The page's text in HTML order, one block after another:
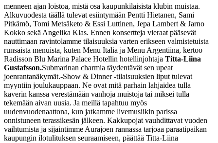
menneen ajan loistoa, mistä osa kaupunkilaisista klubin muistaa.
Alkuvuodesta täällä tulevat esiintymään Pentti Hietanen, Sami
Pitkämö, Tomi Metsäketo & Essi Luttinen, Jepa Lambert & Jarno
Kokko sekä Angelika Klas. Ennen konsertteja vieraat pääsevät
nauttimaan ravintolamme tilaisuuksia varten erikseen valmistetuista
runsaista menuista, kuten Menu Italia ja Menu Argentiina, kertoo
Radisson Blu Marina Palace Hotellin hotellinjohtaja Titta-Liina
Gustafsson.Submarinan charmia täydentävät sen upeat
joenrantanäkymät.-Show & Dinner -tilaisuuksien liput tulevat
myyntiin joulukauppaan. Ne ovat mitä parhain lahjaidea tulla
kaverin kanssa verestämään vanhoja muistoja tai miksei tulla
tekemään aivan uusia. Ja meillä tapahtuu myös
uudenvuodenaattona, kun jatkamme livemusiikin parissa
onnistuneen terassikesän jälkeen. Kakkupojat vauhdittavat vuoden
vaihtumista ja sijaintimme Aurajoen rannassa tarjoaa paraatipaikan
kaupungin ilotulituksen seuraamiseen, päättää Titta-Liina